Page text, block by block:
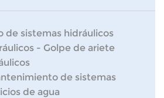
de sistemas hidráulicos
- Golpe de ariete
de sistemas
de agua